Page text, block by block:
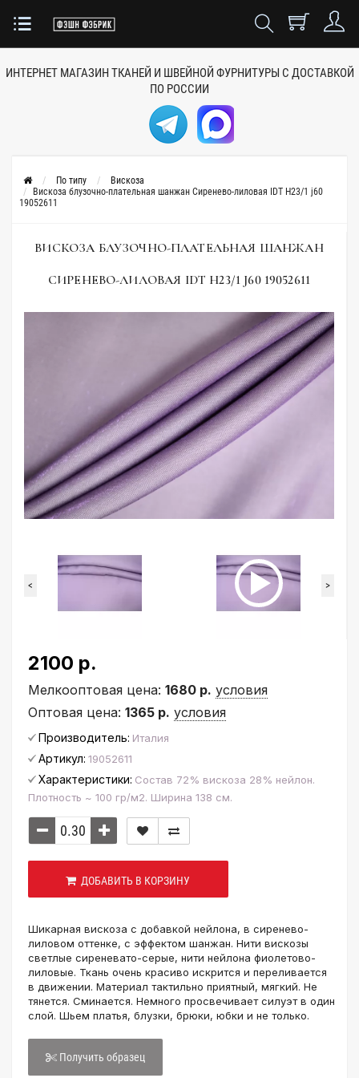
ИНТЕРНЕТ МАГАЗИН ТКАНЕЙ И ШВЕЙНОЙ ФУРНИТУРЫ С ДОСТАВКОЙ
ПО РОССИИ
По типу
Вискоза
Вискоза блузочно-плательная шанжан Сиренево-лиловая IDT H23/1 j60
19052611
ВИСКОЗА БЛУЗОЧНО-ПЛАТЕЛЬНАЯ ШАНЖАН
СИРЕНЕВО-ЛИЛОВАЯ IDT H23/1 J60 19052611
< >
2100 р.
Мелкооптовая цена: 1680 р. условия
Оптовая цена: 1365 р. условия
Производитель: Италия
Артикул: 19052611
Характеристики: Состав 72% вискоза 28% нейлон.
Плотность ~ 100 гр/м2. Ширина 138 см.
ДОБАВИТЬ В КОРЗИНУ
Шикарная вискоза с добавкой нейлона, в сиренево-
лиловом оттенке, с эффектом шанжан. Нити вискозы
светлые сиреневато-серые, нити нейлона фиолетово-
лиловые. Ткань очень красиво искрится и переливается
в движении. Материал тактильно приятный, мягкий. Не
тянется. Сминается. Немного просвечивает силуэт в один
слой. Шьем платья, блузки, брюки, юбки и не только.
Получить образец